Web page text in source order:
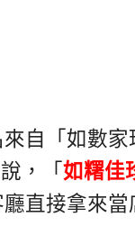
來自「如數
，「 如糬佳
直接拿來